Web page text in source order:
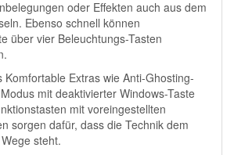
oder Effekten auch aus dem
Ebenso schnell können
über vier Beleuchtungs-Tasten
Komfortable Extras wie Anti-Ghosting-
mit deaktivierter Windows-Taste
mit voreingestellten
sorgen dafür, dass die Technik dem
steht.